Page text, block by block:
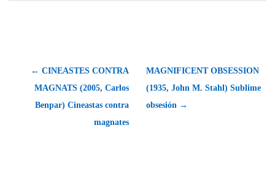
← CINEASTES CONTRA
MAGNATS (2005, Carlos
Benpar) Cineastas contra
magnates
MAGNIFICENT OBSESSION
(1935, John M. Stahl) Sublime
obsesión →